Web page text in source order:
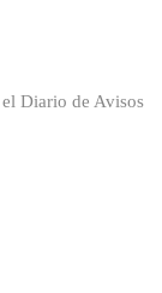
Diario de Avisos